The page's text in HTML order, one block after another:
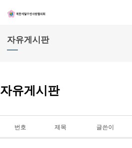
자유게시판
자유게시판
번호 제목 글쓴이